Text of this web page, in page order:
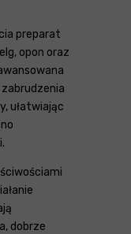
preparat
opon oraz
ułatwiając
dobrze